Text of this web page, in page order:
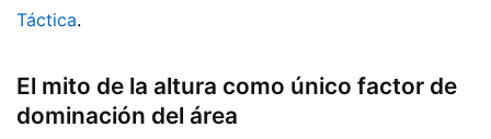
Táctica.
El mito de la altura como único factor de
dominación del área